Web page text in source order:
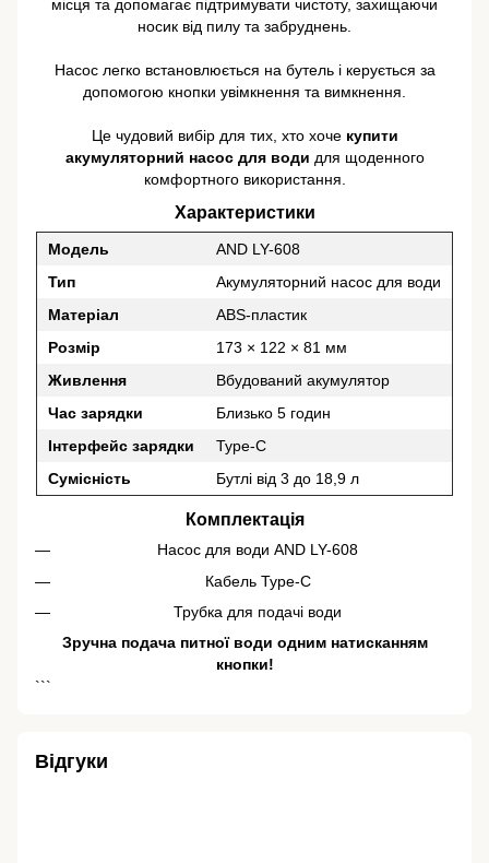
місця та допомагає підтримувати чистоту, захищаючи
носик від пилу та забруднень.
Насос легко встановлюється на бутель і керується за
допомогою кнопки увімкнення та вимкнення.
Це чудовий вибір для тих, хто хоче купити
акумуляторний насос для води для щоденного
комфортного використання.
Характеристики
Модель
AND LY-608
Тип
Акумуляторний насос для води
Матеріал
ABS-пластик
Розмір
173 × 122 × 81 мм
Живлення
Вбудований акумулятор
Час зарядки
Близько 5 годин
Інтерфейс зарядки
Type-C
Сумісність
Бутлі від 3 до 18,9 л
Комплектація
Насос для води AND LY-608
Кабель Type-C
Трубка для подачі води
Зручна подача питної води одним натисканням
кнопки!
```
Відгуки